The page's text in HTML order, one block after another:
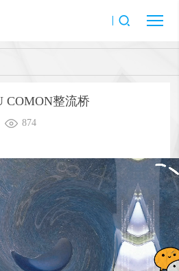
COMON整流桥
874